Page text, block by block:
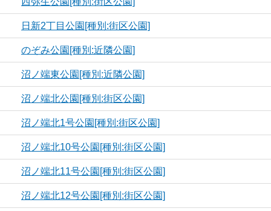
日新2丁目公園[種別:街区公園]
のぞみ公園[種別:近隣公園]
沼ノ端東公園[種別:近隣公園]
沼ノ端北公園[種別:街区公園]
沼ノ端北1号公園[種別:街区公園]
沼ノ端北10号公園[種別:街区公園]
沼ノ端北11号公園[種別:街区公園]
沼ノ端北12号公園[種別:街区公園]